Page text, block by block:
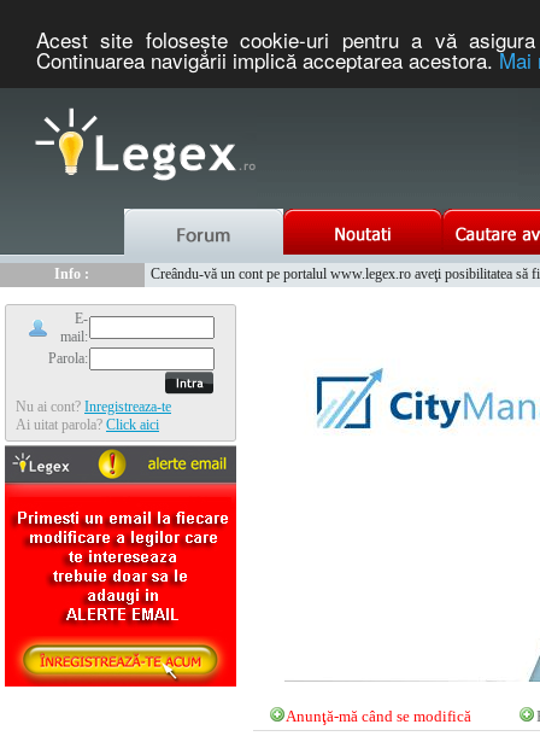
Acest site foloseşte cookie-uri pentru a vă
Continuarea navigării implică acceptarea acestora.Mai
Info :
Creându-vă un cont pe portalul www.legex.ro aveţi posibilitatea să
E-
mail:
Parola:
Nu ai cont? Inregistreaza-te
Ai uitat parola? Click aici
Anunţă-mă când se modifică